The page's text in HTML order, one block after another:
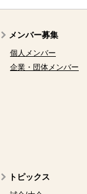
メンバー募集
個人メンバー
企業・団体メンバー
トピックス